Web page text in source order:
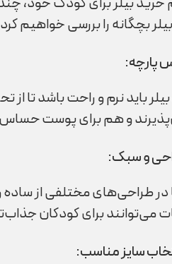
بچگانه را بررسی خواهیم
باید نرم و راحت باشد تا
و هم برای پوست حساس
در طراحی‌های مختلفی از
می‌توانند برای کودکان